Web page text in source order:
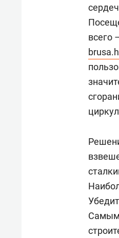
всего
Самым
ниндзя-зал:
стал Меккой